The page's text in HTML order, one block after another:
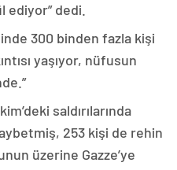
ediyor” dedi.
300 binden fazla kişi
yaşıyor, nüfusun
saldırılarında
253 kişi de rehin
üzerine Gazze’ye